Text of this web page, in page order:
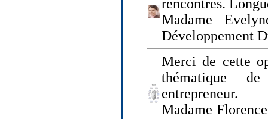
rencontres.
Madame
Développement
Merci de cette
thématique
entrepreneur.
Madame